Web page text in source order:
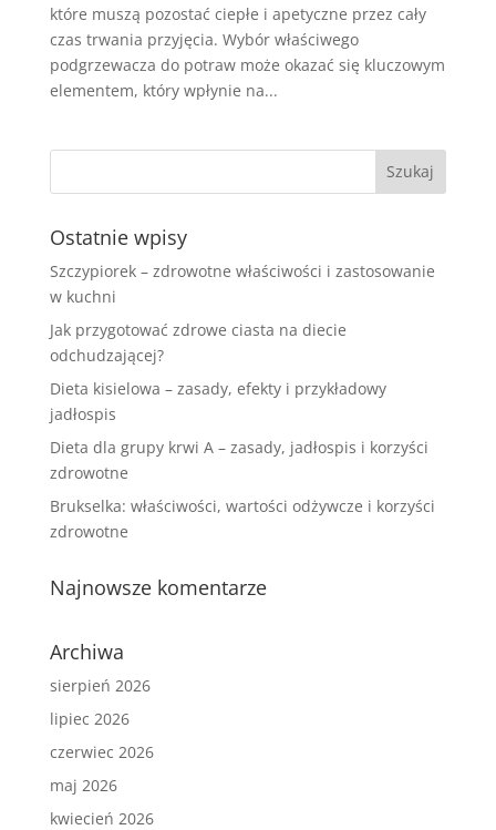
które muszą pozostać ciepłe i apetyczne przez cały
czas trwania przyjęcia. Wybór właściwego
podgrzewacza do potraw może okazać się kluczowym
elementem, który wpłynie na...
Ostatnie wpisy
Szczypiorek – zdrowotne właściwości i zastosowanie
w kuchni
Jak przygotować zdrowe ciasta na diecie
odchudzającej?
Dieta kisielowa – zasady, efekty i przykładowy
jadłospis
Dieta dla grupy krwi A – zasady, jadłospis i korzyści
zdrowotne
Brukselka: właściwości, wartości odżywcze i korzyści
zdrowotne
Najnowsze komentarze
Archiwa
sierpień 2026
lipiec 2026
czerwiec 2026
maj 2026
kwiecień 2026